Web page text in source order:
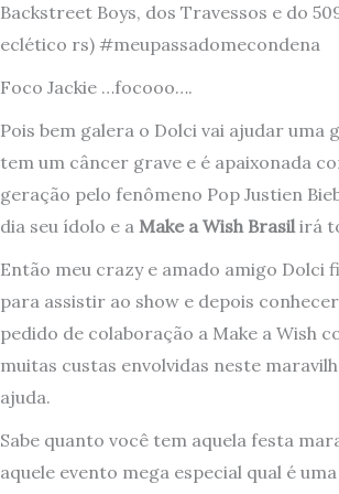
Backstreet Boys, dos Travessos e do
eclético rs) #meupassadomecondena
Foco Jackie …focooo….
Pois bem galera o Dolci vai ajudar uma
tem um câncer grave e é apaixonada
geração pelo fenômeno Pop Justien
dia seu ídolo e a Make a Wish Brasilirá
Então meu crazy e amado amigo Dolci
para assistir ao show e depois
pedido de colaboração a Make a Wish
muitas custas envolvidas neste
ajuda.
Sabe quanto você tem aquela festa
aquele evento mega especial qual é